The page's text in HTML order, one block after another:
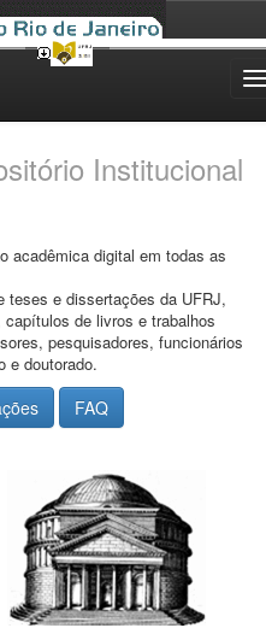
Institucional
acadêmica digital em todas as
teses e dissertações da UFRJ,
de livros e trabalhos
pesquisadores, funcionários
e doutorado.
FAQ